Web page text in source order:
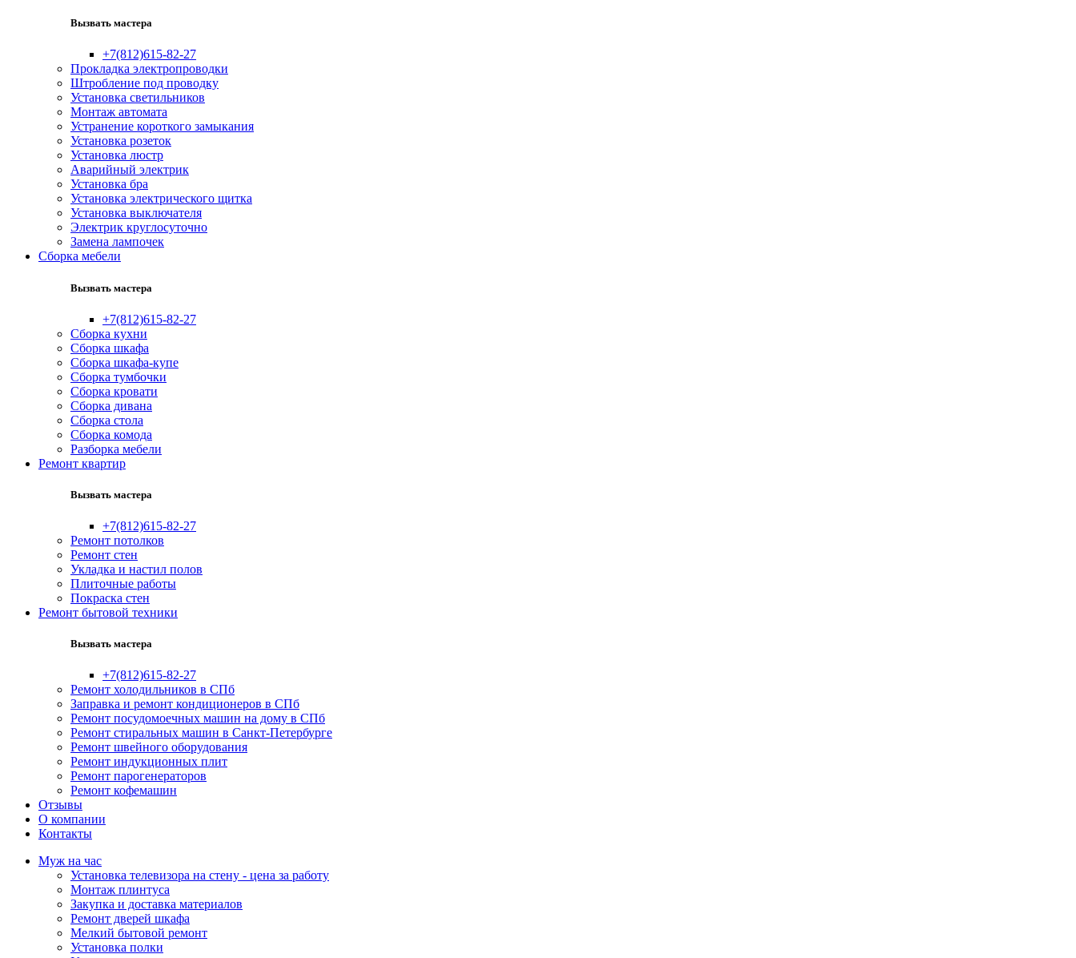
Вызвать мастера
+7(812)615-82-27
Прокладка электропроводки
Штробление под проводку
Установка светильников
Монтаж автомата
Устранение короткого замыкания
Установка розеток
Установка люстр
Аварийный электрик
Установка бра
Установка электрического щитка
Установка выключателя
Электрик круглосуточно
Замена лампочек
Сборка мебели
Вызвать мастера
+7(812)615-82-27
Сборка кухни
Сборка шкафа
Сборка шкафа-купе
Сборка тумбочки
Сборка кровати
Сборка дивана
Сборка стола
Сборка комода
Разборка мебели
Ремонт квартир
Вызвать мастера
+7(812)615-82-27
Ремонт потолков
Ремонт стен
Укладка и настил полов
Плиточные работы
Покраска стен
Ремонт бытовой техники
Вызвать мастера
+7(812)615-82-27
Ремонт холодильников в СПб
Заправка и ремонт кондиционеров в СПб
Ремонт посудомоечных машин на дому в СПб
Ремонт стиральных машин в Санкт-Петербурге
Ремонт швейного оборудования
Ремонт индукционных плит
Ремонт парогенераторов
Ремонт кофемашин
Отзывы
О компании
Контакты
Муж на час
Установка телевизора на стену - цена за работу
Монтаж плинтуса
Закупка и доставка материалов
Ремонт дверей шкафа
Мелкий бытовой ремонт
Установка полки